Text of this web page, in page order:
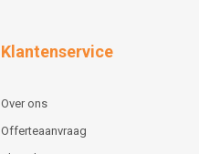
Klantenservice
Over ons
Offerteaanvraag